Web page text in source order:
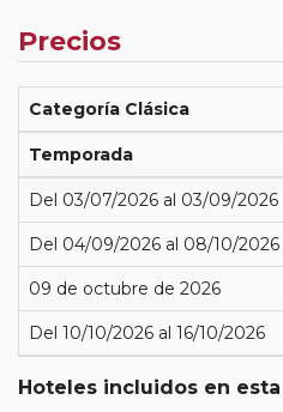
Precios
Categoría Clásica
Temporada
Del 03/07/2026 al 03/09/2026
Del 04/09/2026 al 08/10/2026
09 de octubre de 2026
Del 10/10/2026 al 16/10/2026
Hoteles incluidos en